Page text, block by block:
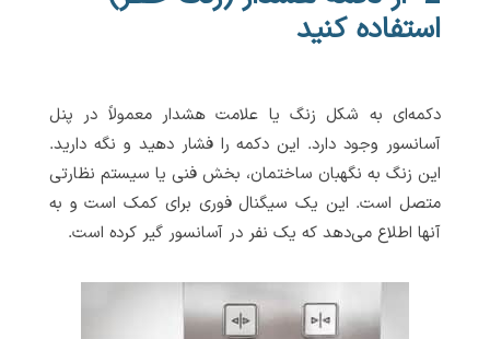
استفاده کنید
دکمه‌ای به شکل زنگ یا علامت هشدار معمولاً در پنل
آسانسور وجود دارد. این دکمه را فشار دهید و نگه دارید.
این زنگ به نگهبان ساختمان، بخش فنی یا سیستم نظارتی
متصل است. این یک سیگنال فوری برای کمک است و به
آنها اطلاع می‌دهد که یک نفر در آسانسور گیر کرده است.